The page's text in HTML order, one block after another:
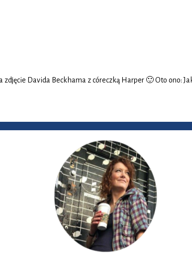
Davida Beckhama z córeczką Harper 🙂 Oto ono: